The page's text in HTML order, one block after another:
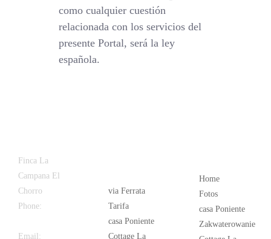
como cualquier cuestión
relacionada con los servicios del
presente Portal, será la ley
española.
Finca La
Campana El
Chorro
Phone:
Email:
via Ferrata
Tarifa
casa Poniente
Cottage La
Home
Fotos
casa Poniente
Zakwaterowanie